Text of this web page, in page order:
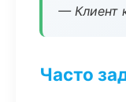
— Клиент
Часто